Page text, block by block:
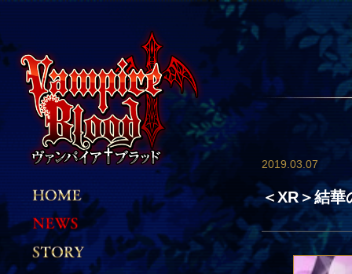
2019.03.07
＜XR＞結華